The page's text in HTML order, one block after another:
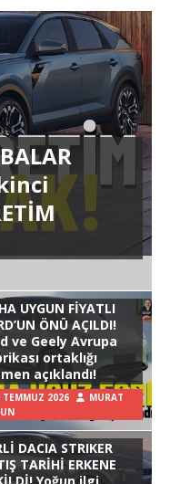
UYGUN FİYATLI
ÖNÜ AÇILDI!
ve Geely Avrupa
ortaklığı
açıklandı!
TEMMUZ 2026
MURAT
DACIA STRIKER
TARİHİ ERKENE